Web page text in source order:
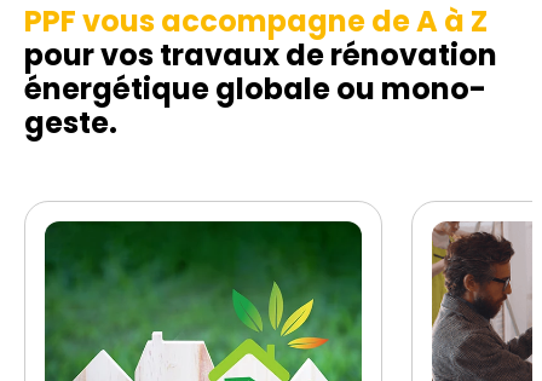
PPF vous accompagne de A à Z
pour vos travaux de rénovation
énergétique globale ou mono-
geste.